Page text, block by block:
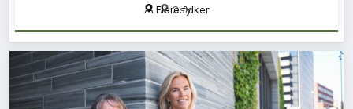
Mo i Rana, Mosjøen